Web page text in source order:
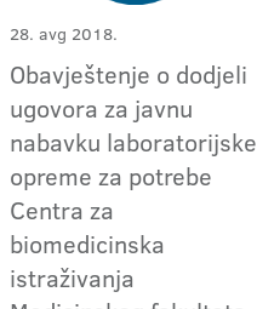
28. avg 2018.
Obavještenje o dodjeli
ugovora za javnu
nabavku laboratorijske
opreme za potrebe
Centra za
biomedicinska
istraživanja